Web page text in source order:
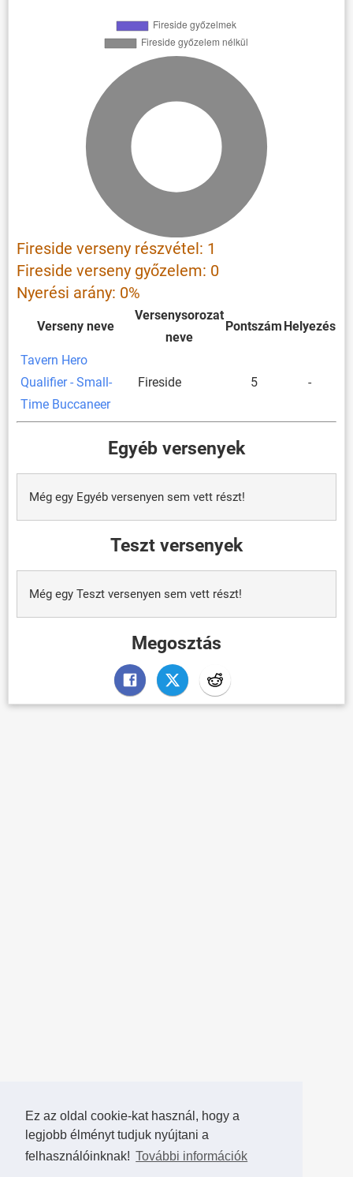
Ez az oldal cookie-kat használ, hogy a
legjobb élményt tudjuk nyújtani a
felhasználóinknak! További információk
Fireside verseny részvétel: 1
Fireside verseny győzelem: 0
Nyerési arány: 0%
Verseny neve
Versenysorozat
neve
Pontszám Helyezés
Tavern Hero
Qualifier - Small-
Time Buccaneer
Fireside 5 -
Egyéb versenyek
Még egy Egyéb versenyen sem vett részt!
Teszt versenyek
Még egy Teszt versenyen sem vett részt!
Megosztás